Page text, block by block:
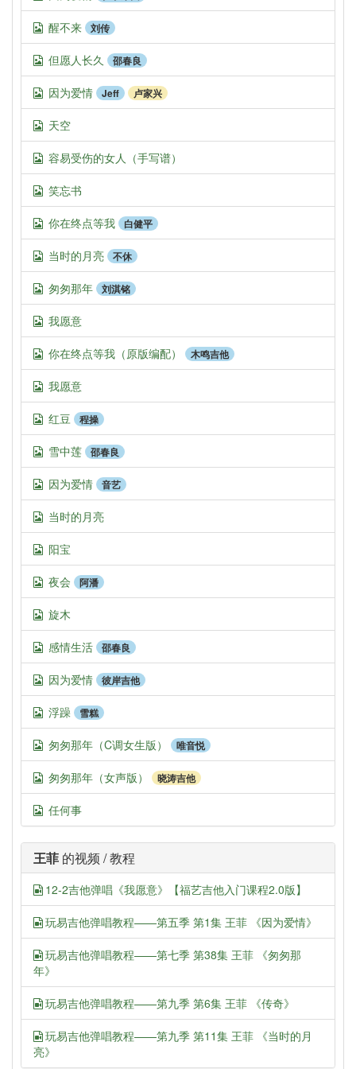
醒不来 刘传
但愿人长久 邵春良
因为爱情 Jeff 卢家兴
天空
容易受伤的女人（手写谱）
笑忘书
你在终点等我 白健平
当时的月亮 不休
匆匆那年 刘淇铭
我愿意
你在终点等我（原版编配） 木鸣吉他
我愿意
红豆 程操
雪中莲 邵春良
因为爱情 音艺
当时的月亮
阳宝
夜会 阿潘
旋木
感情生活 邵春良
因为爱情 彼岸吉他
浮躁 雪糕
匆匆那年（C调女生版） 唯音悦
匆匆那年（女声版） 晓涛吉他
任何事
王菲 的视频 / 教程
12-2吉他弹唱《我愿意》【福艺吉他入门课程2.0版】
玩易吉他弹唱教程——第五季 第1集 王菲 《因为爱情》
玩易吉他弹唱教程——第七季 第38集 王菲 《匆匆那
年》
玩易吉他弹唱教程——第九季 第6集 王菲 《传奇》
玩易吉他弹唱教程——第九季 第11集 王菲 《当时的月
亮》